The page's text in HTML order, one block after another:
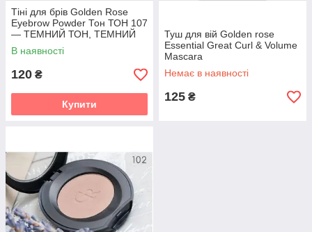
Тіні для брів Golden Rose
Eyebrow Powder Тон ТОН 107
— ТЕМНИЙ ТОН, ТЕМНИЙ
СЕРО-КОРІЧНИЙ
В наявності
120 ₴
Купити
Туш для вій Golden rose
Essential Great Curl & Volume
Mascara
Немає в наявності
125 ₴